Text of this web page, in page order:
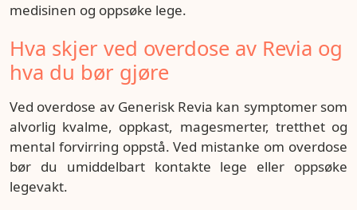
medisinen og oppsøke lege.
Hva skjer ved overdose av Revia og
hva du bør gjøre
Ved overdose av Generisk Revia kan symptomer som
alvorlig kvalme, oppkast, magesmerter, tretthet og
mental forvirring oppstå. Ved mistanke om overdose
bør du umiddelbart kontakte lege eller oppsøke
legevakt.